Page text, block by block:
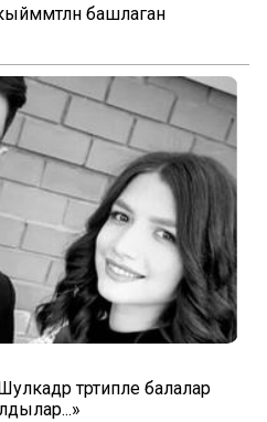
башлаган
тәртипле балалар